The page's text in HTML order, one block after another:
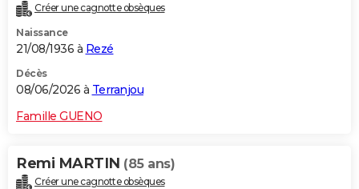
Créer une cagnotte obsèques
Naissance
21/08/1936 à Rezé
Décès
08/06/2026 à Terranjou
Famille GUENO
Remi MARTIN (85 ans)
Créer une cagnotte obsèques